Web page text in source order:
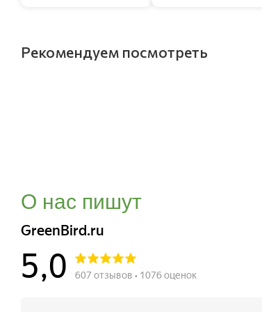
Рекомендуем посмотреть
О нас пишут